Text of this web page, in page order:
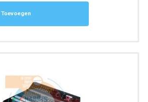
Toevoegen